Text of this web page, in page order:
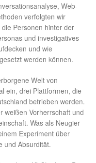
Web-
verfolgten wir
Personen hinter der
und investigatives
und wie
werden können.
Welt von
ein, drei Plattformen, die
betrieben werden.
weißen Vorherrschaft und
Was als Neugier
Experiment über
und Absurdität.